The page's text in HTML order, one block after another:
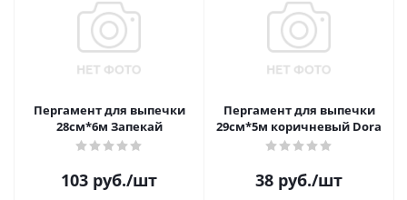
Пергамент для выпечки
28см*6м Запекай
103 руб./шт
Пергамент для выпечки
29см*5м коричневый Dora
38 руб./шт